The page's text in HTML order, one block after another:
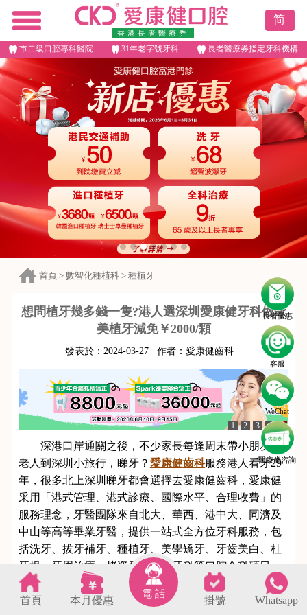
香港長者醫療券
简
市二級口腔專科醫院 31年老字號牙科 長者醫療券指定牙科機構
長者優惠
客服
WeChat
醫療劵咨詢
首頁 > 數智化種植科 > 種植牙
想問植牙幾多錢一隻?港人選深圳愛康健牙科做歐
美植牙減免￥2000/顆
發表於： 2024-03-27 作者： 愛康健齒科
1 2 3 4 5
深港口岸通關之後，不少家長每逢周末帶小朋友、
老人到深圳小旅行，睇牙？ 愛康健齒科服務港人看牙29
年，很多北上深圳睇牙都會選擇去愛康健齒科，愛康健
采用「港式管理、港式診療、國際水平、合理收費」的
服務理念，牙醫團隊來自北大、華西、港中大、同濟及
中山等高等畢業牙醫，提供一站式全方位牙科服務，包
括洗牙、拔牙補牙、種植牙、美學矯牙、牙齒美白、杜
牙根、牙周治療、烤瓷牙及綜合牙科等口腔全科項目，
部分牙科項目的收費只是香港 ⅓ 價錢，帶小朋友及家中
長老齊齊看牙醫，經濟實惠。
首頁 本月優惠
電 話
掛號 Whatsapp